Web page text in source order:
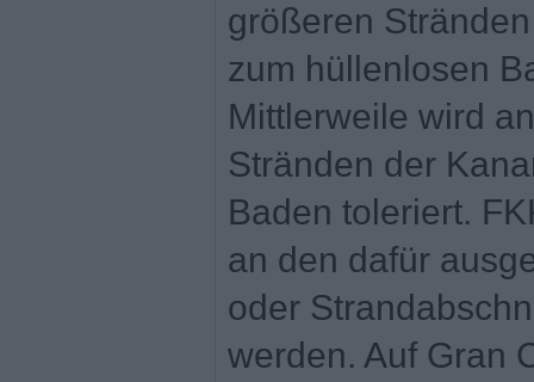
größeren
zum hüllenlosen
Mittlerweile wird
Stränden der
Baden toleriert.
an den dafür
oder
werden. Auf Gran